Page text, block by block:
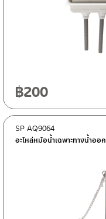
฿200
อะไหล่หม้อน้ำเฉพาะทางน้ำออก
SP AQ9064